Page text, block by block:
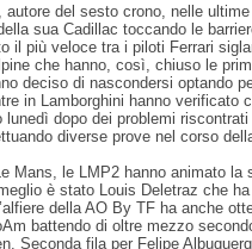
autore del sesto crono, nelle
sua Cadillac toccando le
il più veloce tra i piloti Ferrari
che hanno, così, chiuso le
deciso di nascondersi optando
in Lamborghini hanno verificato
lunedì dopo dei problemi
diverse prove nel corso
Mans, le LMP2 hanno animato la
è stato Louis Deletraz che
della AO By TF ha anche
battendo di oltre mezzo
Seconda fila per Felipe